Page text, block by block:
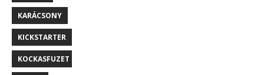
KARÁCSONY
KICKSTARTER
KOCKASFUZET